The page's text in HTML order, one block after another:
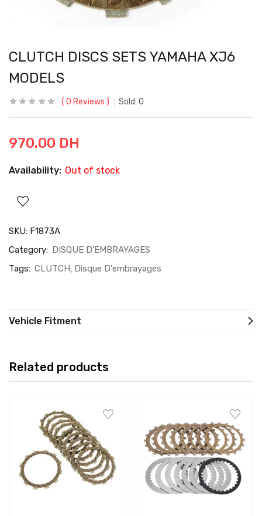
CLUTCH DISCS SETS YAMAHA XJ6
MODELS
0 Reviews Sold: 0
970.00 DH
Availability: Out of stock
SKU: F1873A
Category: DISQUE D'EMBRAYAGES
Tags: CLUTCH Disque D'embrayages
Vehicle Fitment
Related products